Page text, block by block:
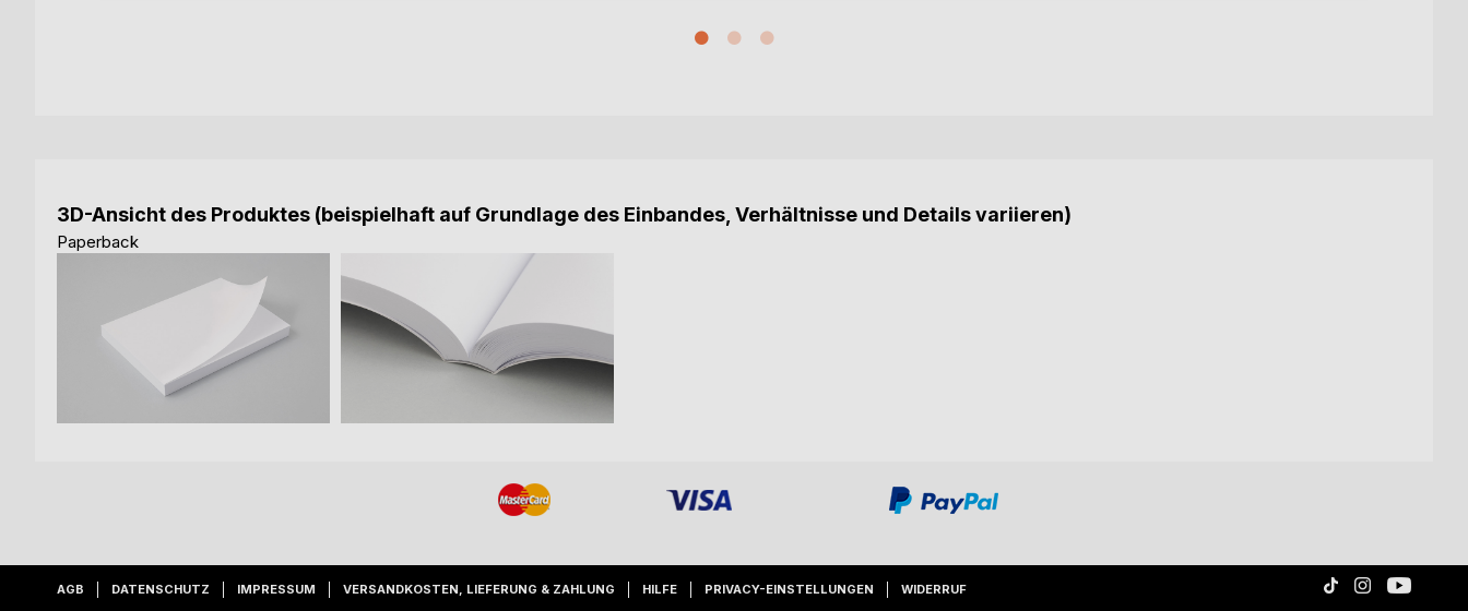
3D-Ansicht des Produktes (beispielhaft auf Grundlage des Einbandes, Verhältnisse und Details variieren)
Paperback
AGB DATENSCHUTZ IMPRESSUM VERSANDKOSTEN, LIEFERUNG & ZAHLUNG HILFE PRIVACY-EINSTELLUNGEN WIDERRUF